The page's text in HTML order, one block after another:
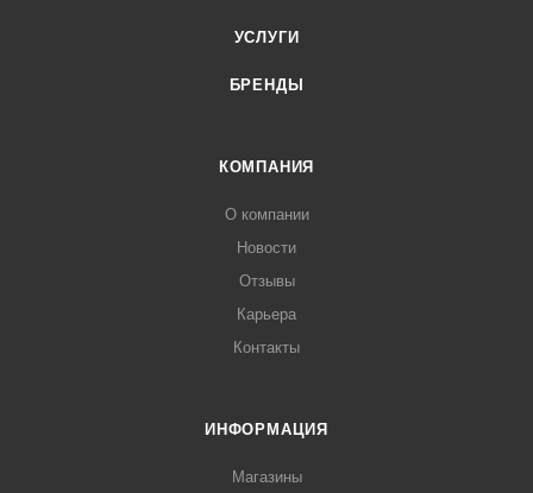
УСЛУГИ
БРЕНДЫ
КОМПАНИЯ
О компании
Новости
Отзывы
Карьера
Контакты
ИНФОРМАЦИЯ
Магазины